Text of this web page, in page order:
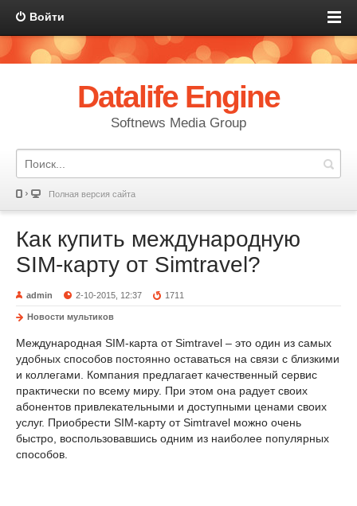
Войти
Datalife Engine
Softnews Media Group
Полная версия сайта
Как купить международную
SIM-карту от Simtravel?
admin 2-10-2015, 12:37 1711
Новости мультиков
Международная SIM-карта от Simtravel – это один из самых
удобных способов постоянно оставаться на связи с близкими
и коллегами. Компания предлагает качественный сервис
практически по всему миру. При этом она радует своих
абонентов привлекательными и доступными ценами своих
услуг. Приобрести SIM-карту от Simtravel можно очень
быстро, воспользовавшись одним из наиболее популярных
способов.